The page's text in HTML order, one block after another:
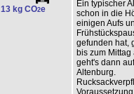
13 kg CO2e
Ein typischer
schon in die
einigen Aufs
gefunden hat,
bis zum
geht's dann
Altenburg.